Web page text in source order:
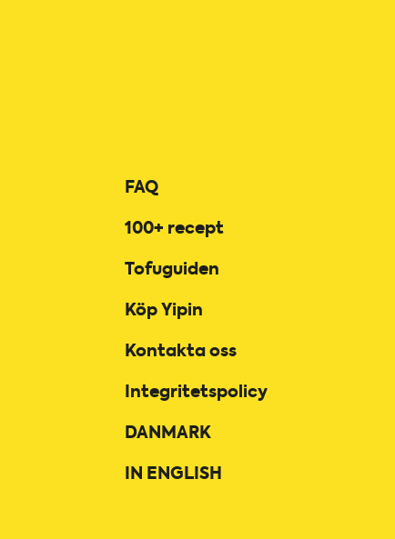
FAQ
100+ recept
Tofuguiden
Köp Yipin
Kontakta oss
Integritetspolicy
DANMARK
IN ENGLISH